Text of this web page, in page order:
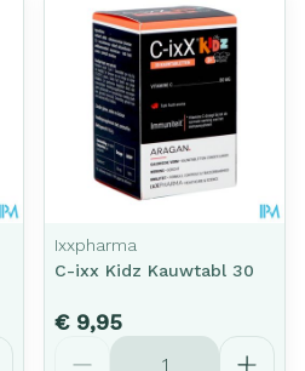
Ixxpharma
C-ixx Kidz Kauwtabl 30
€ 9,95
Aantal